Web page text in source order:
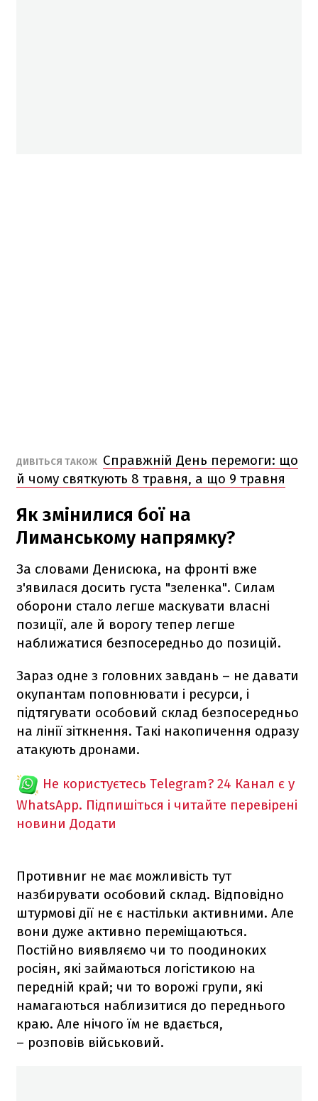
ДИВІТЬСЯ ТАКОЖ Справжній День перемоги: що
й чому святкують 8 травня, а що 9 травня
Як змінилися бої на
Лиманському напрямку?
За словами Денисюка, на фронті вже
з'явилася досить густа "зеленка". Силам
оборони стало легше маскувати власні
позиції, але й ворогу тепер легше
наближатися безпосередньо до позицій.
Зараз одне з головних завдань – не давати
окупантам поповнювати і ресурси, і
підтягувати особовий склад безпосередньо
на лінії зіткнення. Такі накопичення одразу
атакують дронами.
Не користуєтесь Telegram? 24 Канал є у
WhatsApp. Підпишіться і читайте перевірені
новини Додати
Противниr не має можливість тут
назбирувати особовий склад. Відповідно
штурмові дії не є настільки активними. Але
вони дуже активно переміщаються.
Постійно виявляємо чи то поодиноких
росіян, які займаються логістикою на
передній край; чи то ворожі групи, які
намагаються наблизитися до переднього
краю. Але нічого їм не вдається,
– розповів військовий.